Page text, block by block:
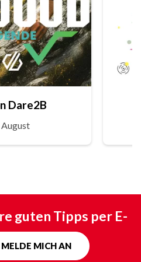
Dare2B
August
guten Tipps per E-
MELDE MICH AN